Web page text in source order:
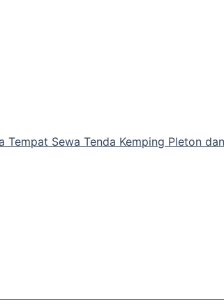
Tempat Sewa Tenda Kemping Pleton